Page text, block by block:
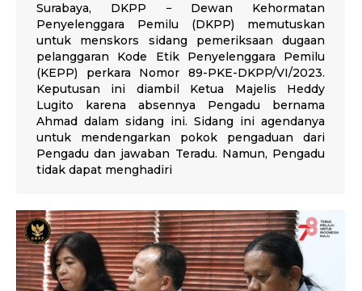
Surabaya, DKPP − Dewan Kehormatan
Penyelenggara Pemilu (DKPP) memutuskan
untuk menskors sidang pemeriksaan dugaan
pelanggaran Kode Etik Penyelenggara Pemilu
(KEPP) perkara Nomor 89-PKE-DKPP/VI/2023.
Keputusan ini diambil Ketua Majelis Heddy
Lugito karena absennya Pengadu bernama
Ahmad dalam sidang ini. Sidang ini agendanya
untuk mendengarkan pokok pengaduan dari
Pengadu dan jawaban Teradu. Namun, Pengadu
tidak dapat menghadiri